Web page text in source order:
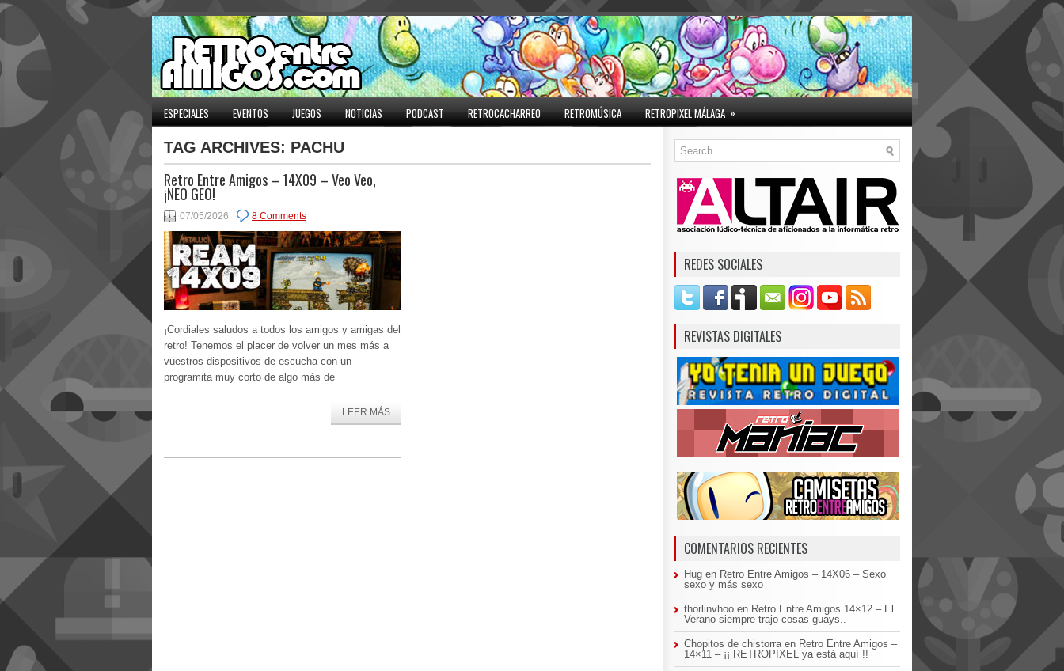
ESPECIALES EVENTOS JUEGOS NOTICIAS PODCAST RETROCACHARREO RETROMÚSICA RETROPIXEL MÁLAGA »
TAG ARCHIVES: PACHU
Retro Entre Amigos – 14X09 – Veo Veo,
¡NEO GEO!
07/05/2026 8 Comments
¡Cordiales saludos a todos los amigos y amigas del
retro! Tenemos el placer de volver un mes más a
vuestros dispositivos de escucha con un
programita muy corto de algo más de
LEER MÁS
REDES SOCIALES
REVISTAS DIGITALES
COMENTARIOS RECIENTES
Hug en Retro Entre Amigos – 14X06 – Sexo
sexo y más sexo
thorlinvhoo en Retro Entre Amigos 14×12 – El
Verano siempre trajo cosas guays..
Chopitos de chistorra en Retro Entre Amigos –
14×11 – ¡¡ RETROPIXEL ya está aquí !!